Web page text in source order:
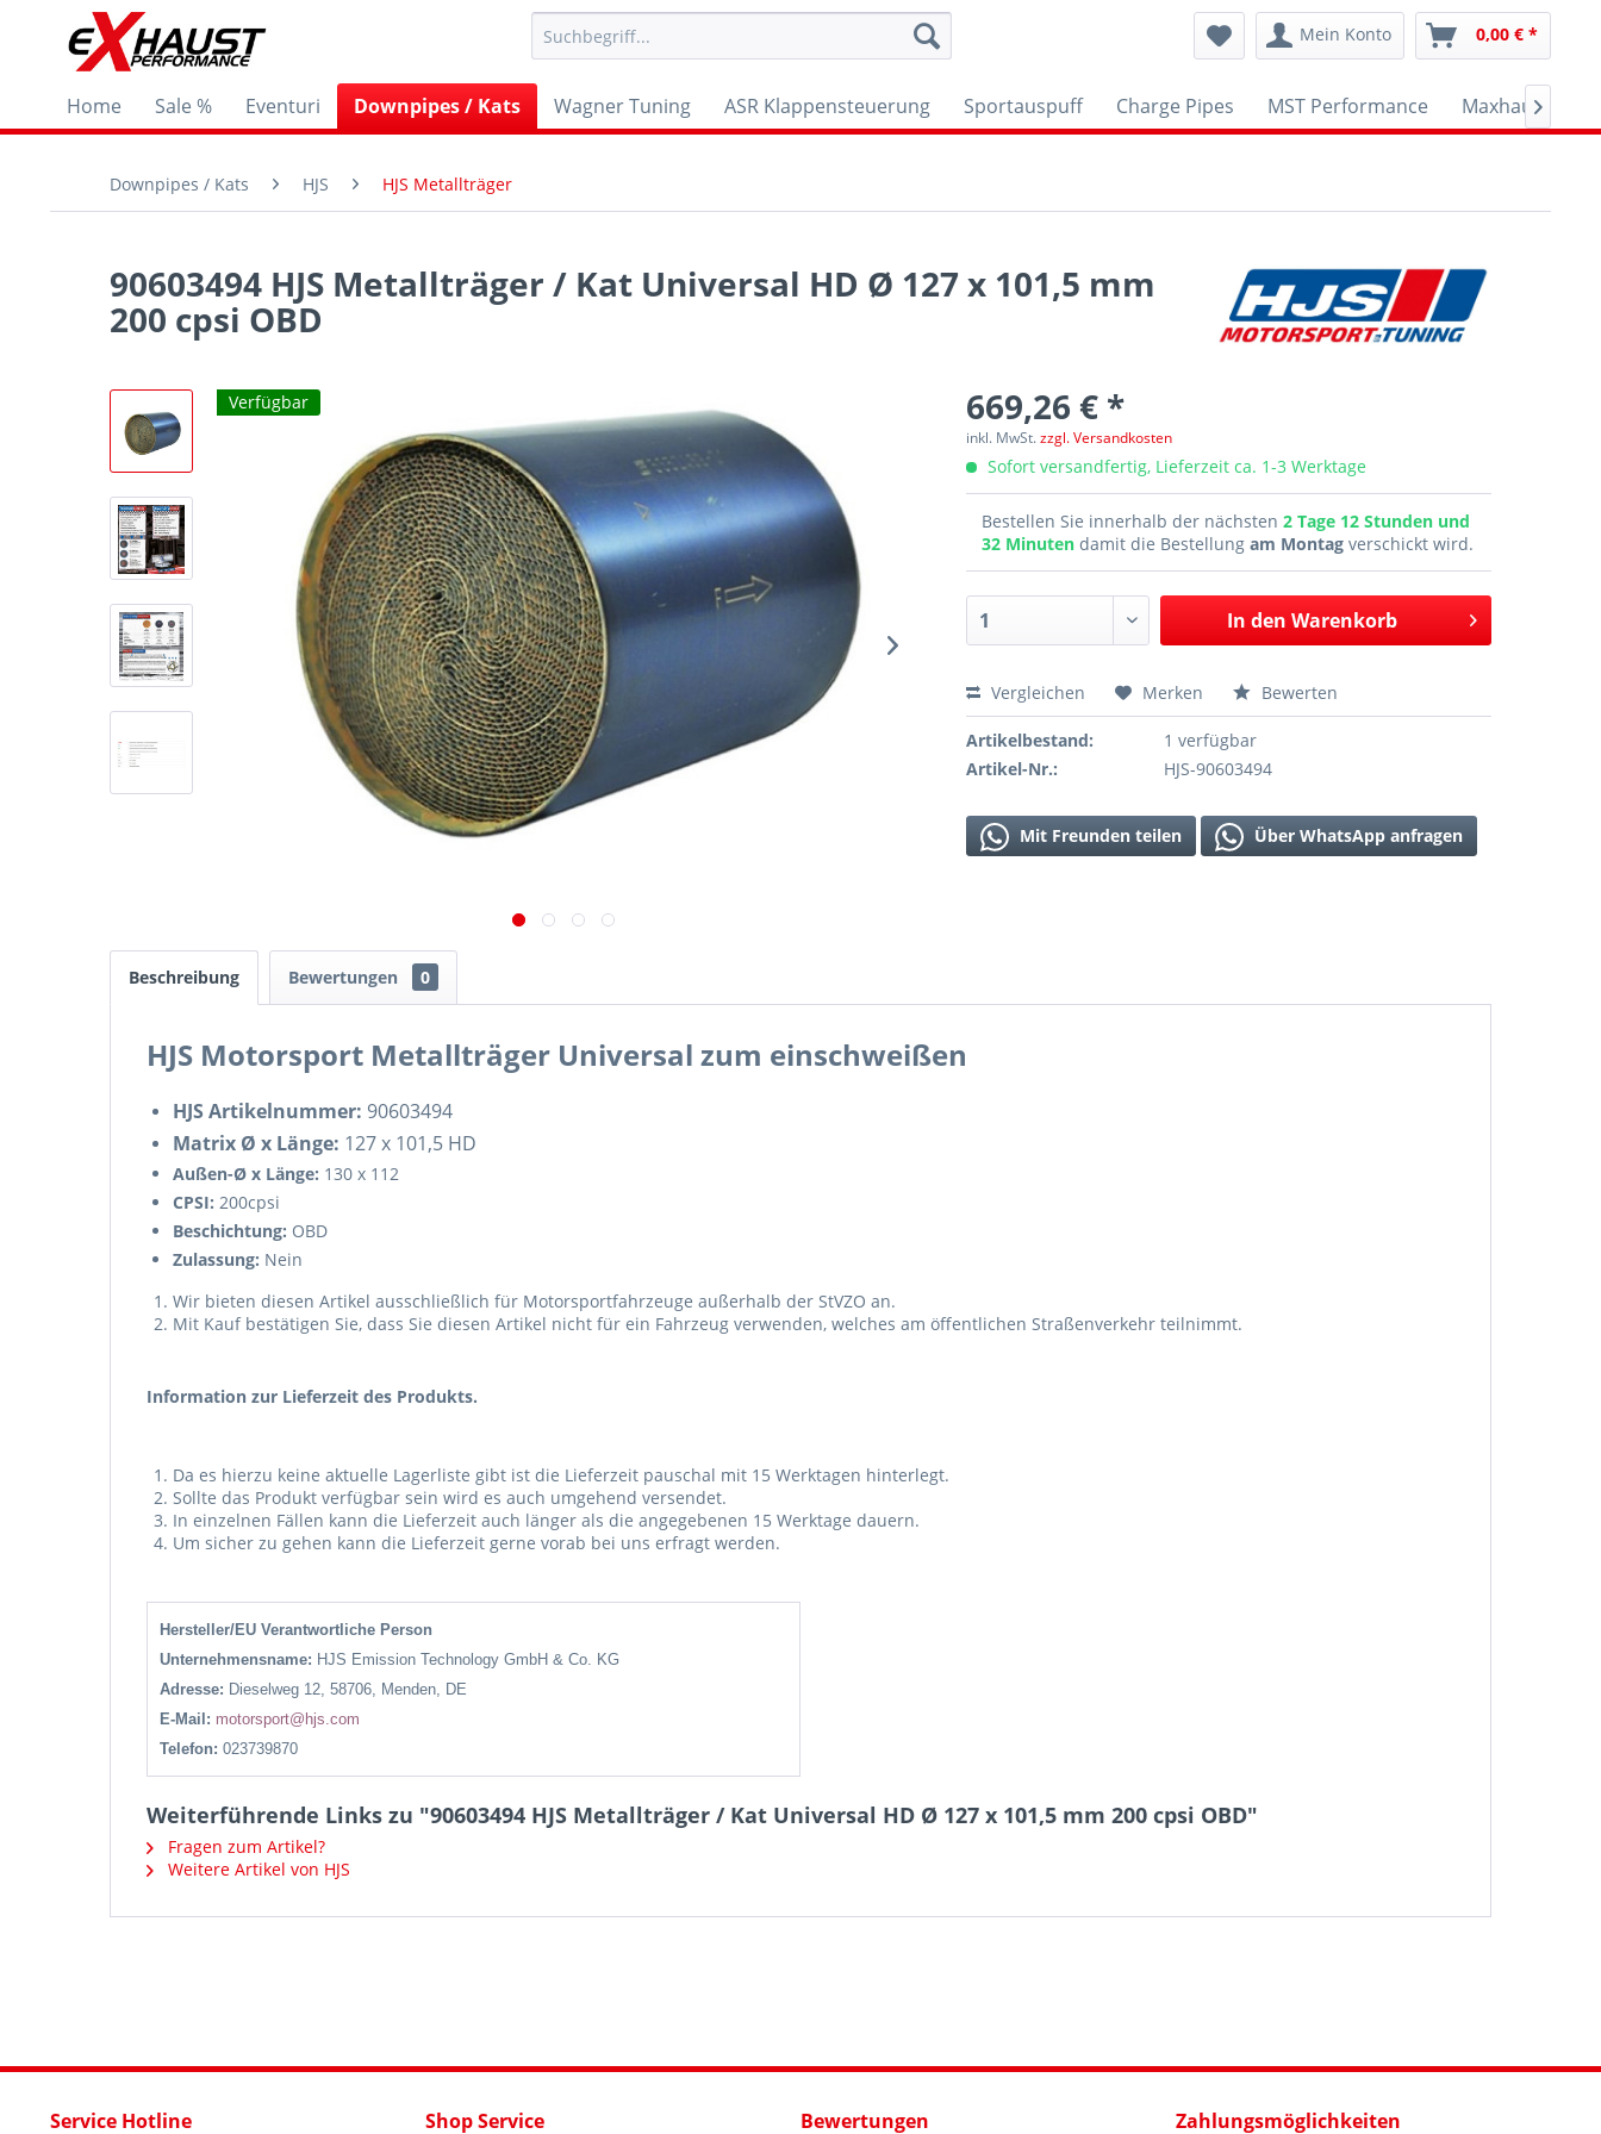
Mein Konto 0,00 € *
Home Sale % Eventuri Downpipes / Kats Wagner Tuning ASR Klappensteuerung Sportauspuff Charge Pipes MST Performance Maxhaust

Downpipes / Kats HJS HJS Metallträger
90603494 HJS Metallträger / Kat Universal HD Ø 127 x 101,5 mm
200 cpsi OBD
Verfügbar 669,26 € *
inkl. MwSt.zzgl. Versandkosten
Sofort versandfertig, Lieferzeit ca. 1-3 Werktage
Bestellen Sie innerhalb der nächsten2 Tage 12 Stunden und
32 Minutendamit die Bestellungam Montag verschickt wird.
In den Warenkorb
Vergleichen Merken Bewerten
Artikelbestand:
1 verfügbar
Artikel-Nr.:
HJS-90603494
Mit Freunden teilen Über WhatsApp anfragen
Beschreibung Bewertungen 0
HJS Motorsport Metallträger Universal zum einschweißen
HJS Artikelnummer: 90603494
Matrix Ø x Länge: 127 x 101,5 HD
Außen-Ø x Länge: 130 x 112
CPSI: 200cpsi
Beschichtung: OBD
Zulassung: Nein
Wir bieten diesen Artikel ausschließlich für Motorsportfahrzeuge außerhalb der StVZO an.
Mit Kauf bestätigen Sie, dass Sie diesen Artikel nicht für ein Fahrzeug verwenden, welches am öffentlichen Straßenverkehr teilnimmt.
Information zur Lieferzeit des Produkts.
Da es hierzu keine aktuelle Lagerliste gibt ist die Lieferzeit pauschal mit 15 Werktagen hinterlegt.
Sollte das Produkt verfügbar sein wird es auch umgehend versendet.
In einzelnen Fällen kann die Lieferzeit auch länger als die angegebenen 15 Werktage dauern.
Um sicher zu gehen kann die Lieferzeit gerne vorab bei uns erfragt werden.
Hersteller/EU Verantwortliche Person
Unternehmensname: HJS Emission Technology GmbH & Co. KG
Adresse: Dieselweg 12, 58706, Menden, DE
E-Mail: motorsport@hjs.com
Telefon: 023739870
Weiterführende Links zu "90603494 HJS Metallträger / Kat Universal HD Ø 127 x 101,5 mm 200 cpsi OBD"
Fragen zum Artikel?
Weitere Artikel von HJS
Service Hotline Shop Service Bewertungen Zahlungsmöglichkeiten